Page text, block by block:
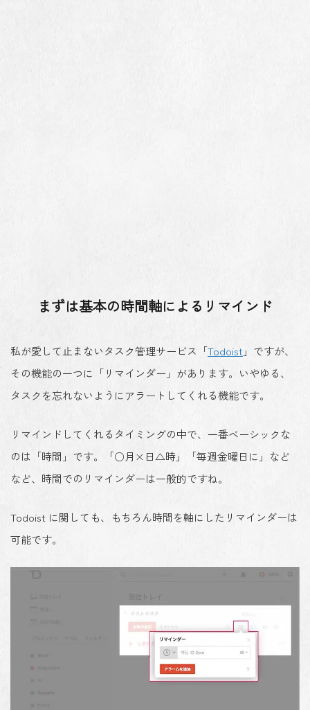
まずは基本の時間軸によるリマインド
私が愛して止まないタスク管理サービス「Todoist」ですが、
その機能の一つに「リマインダー」があります。いやゆる、
タスクを忘れないようにアラートしてくれる機能です。
リマインドしてくれるタイミングの中で、一番ベーシックな
のは「時間」です。「○月×日△時」「毎週金曜日に」など
など、時間でのリマインダーは一般的ですね。
Todoist に関しても、もちろん時間を軸にしたリマインダーは
可能です。